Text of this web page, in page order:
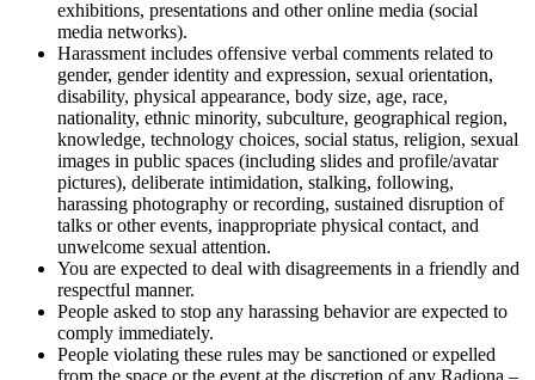
exhibitions, presentations and other online media (social
media networks).
Harassment includes offensive verbal comments related to
gender, gender identity and expression, sexual orientation,
disability, physical appearance, body size, age, race,
nationality, ethnic minority, subculture, geographical region,
knowledge, technology choices, social status, religion, sexual
images in public spaces (including slides and profile/avatar
pictures), deliberate intimidation, stalking, following,
harassing photography or recording, sustained disruption of
talks or other events, inappropriate physical contact, and
unwelcome sexual attention.
You are expected to deal with disagreements in a friendly and
respectful manner.
People asked to stop any harassing behavior are expected to
comply immediately.
People violating these rules may be sanctioned or expelled